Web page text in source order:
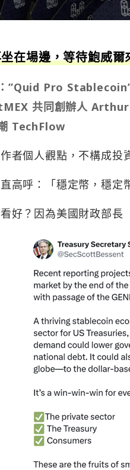
在場邊，等待鮑威
”Quid Pro
共同創辦人
TechFlow
作者個人觀點，不構成
高呼：「穩定幣，穩
好？因為美國財政部長